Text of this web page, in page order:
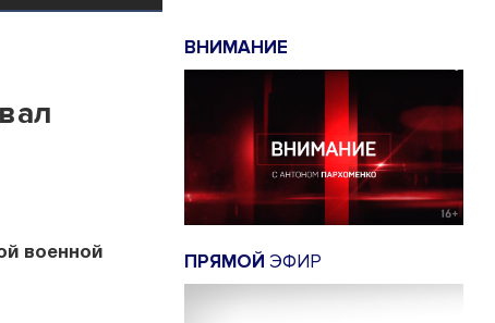
военной
ВНИМАНИЕ
ПРЯМОЙ ЭФИР